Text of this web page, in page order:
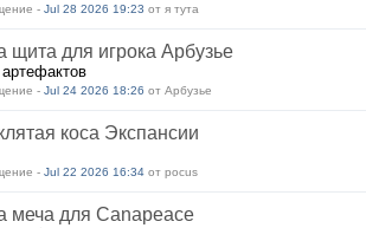
- Jul 28 2026 19:23 от я тута
щита для игрока Арбузье
- Jul 24 2026 18:26 от Арбузье
коса Экспансии
- Jul 22 2026 16:34 от pocus
меча для Canapeace